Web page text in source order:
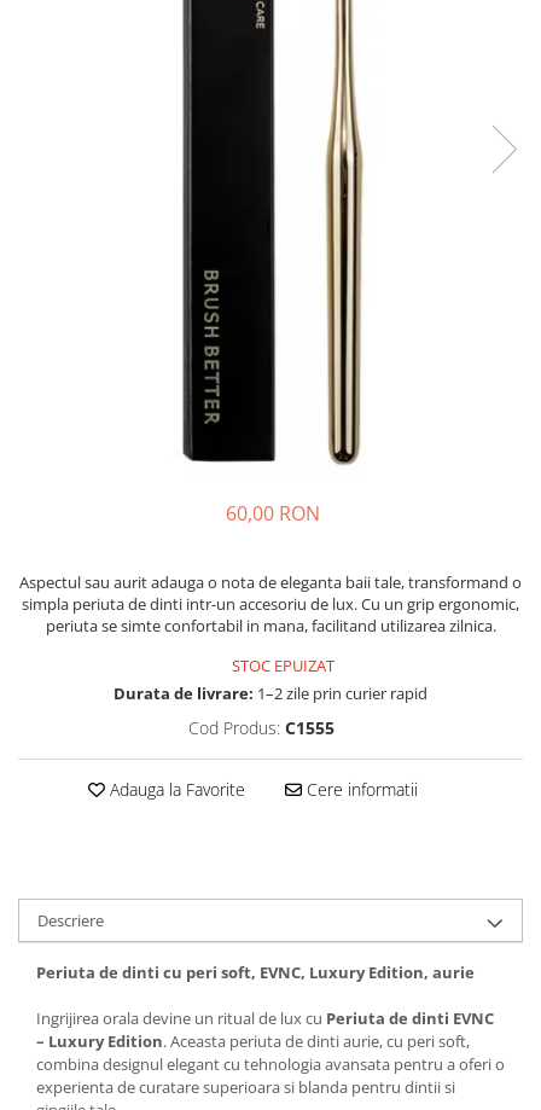
60,00 RON
Aspectul sau aurit adauga o nota de eleganta baii tale, transformand o
simpla periuta de dinti intr-un accesoriu de lux. Cu un grip ergonomic,
periuta se simte confortabil in mana, facilitand utilizarea zilnica.
STOC EPUIZAT
Durata de livrare: 1–2 zile prin curier rapid
Cod Produs: C1555
Adauga la Favorite Cere informatii
Descriere
Periuta de dinti cu peri soft, EVNC, Luxury Edition, aurie
Ingrijirea orala devine un ritual de lux cu Periuta de dinti EVNC
– Luxury Edition. Aceasta periuta de dinti aurie, cu peri soft,
combina designul elegant cu tehnologia avansata pentru a oferi o
experienta de curatare superioara si blanda pentru dintii si